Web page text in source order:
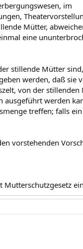
im
Mütter,
eine
stillende Mütter
werden, daß sie
von der stillenden
ausgeführt werden
treffen; falls ein
vorstehenden
Mutterschutzgesetz